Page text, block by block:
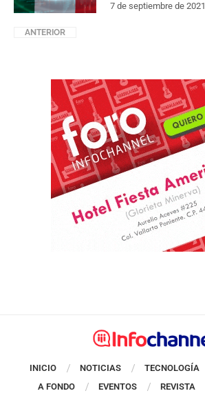
7 de septiembre de 2021
ANTERIOR
INICIO NOTICIAS TECNOLOGÍA
A FONDO
EVENTOS REVISTA